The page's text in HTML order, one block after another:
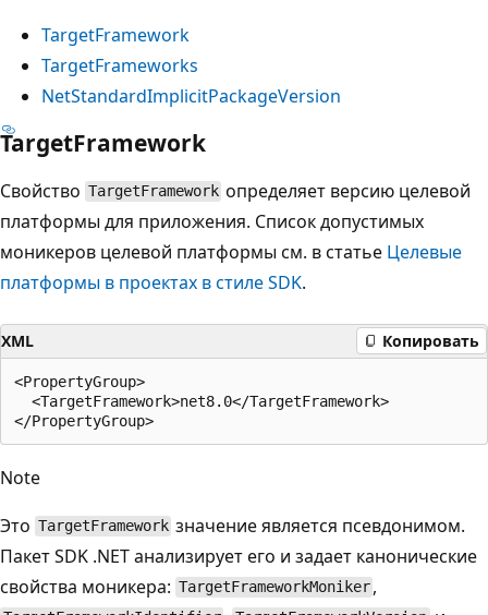
TargetFramework
TargetFrameworks
NetStandardImplicitPackageVersion
TargetFramework
Свойство TargetFramework определяет версию целевой
платформы для приложения. Список допустимых
моникеров целевой платформы см. в статье Целевые
платформы в проектах в стиле SDK.
XML Копировать
<PropertyGroup>
  <TargetFramework>net8.0</TargetFramework>
Note
Это TargetFramework значение является псевдонимом.
Пакет SDK .NET анализирует его и задает канонические
свойства моникера: TargetFrameworkMoniker ,